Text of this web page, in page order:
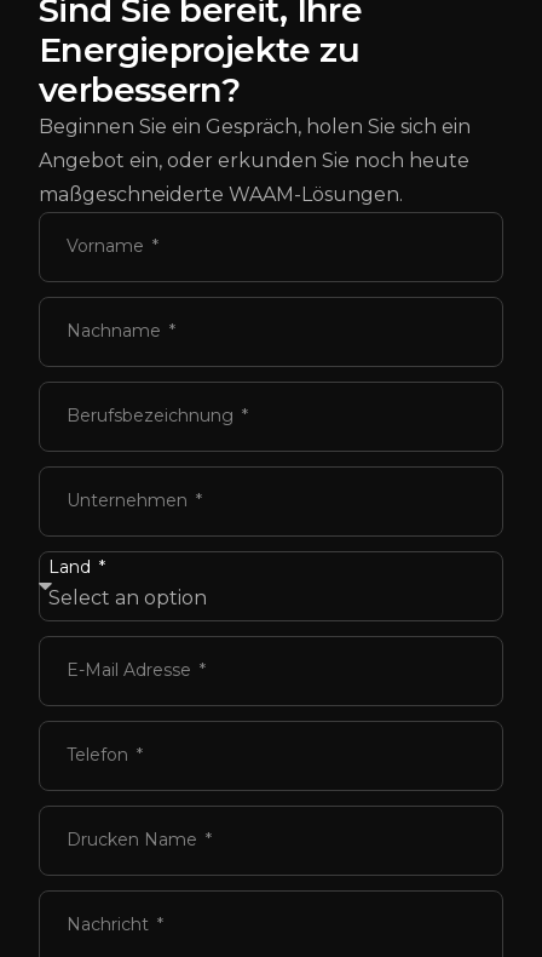
Sind Sie bereit, Ihre
Energieprojekte zu
verbessern?
Beginnen Sie ein Gespräch, holen Sie sich ein
Angebot ein, oder erkunden Sie noch heute
maßgeschneiderte WAAM-Lösungen.
Vorname
Nachname
Berufsbezeichnung
Unternehmen
Land
E-Mail Adresse
Telefon
Drucken Name
Nachricht